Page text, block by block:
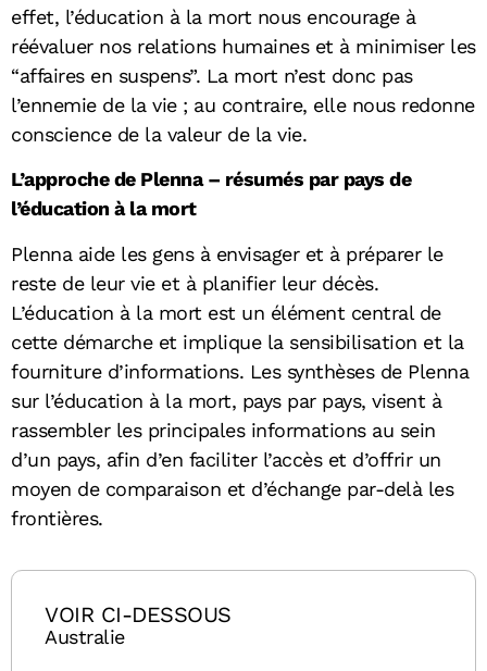
effet, l’éducation à la mort nous encourage à
réévaluer nos relations humaines et à minimiser les
“affaires en suspens”. La mort n’est donc pas
l’ennemie de la vie ; au contraire, elle nous redonne
conscience de la valeur de la vie.
L’approche de Plenna – résumés par pays de
l’éducation à la mort
Plenna aide les gens à envisager et à préparer le
reste de leur vie et à planifier leur décès.
L’éducation à la mort est un élément central de
cette démarche et implique la sensibilisation et la
fourniture d’informations. Les synthèses de Plenna
sur l’éducation à la mort, pays par pays, visent à
rassembler les principales informations au sein
d’un pays, afin d’en faciliter l’accès et d’offrir un
moyen de comparaison et d’échange par-delà les
frontières.
VOIR CI-DESSOUS
Australie